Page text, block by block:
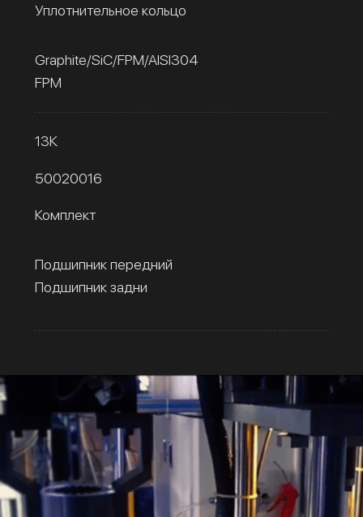
Уплотнительное кольцо
Graphite/SiC/FPM/AISI304
FPM
13К
50020016
Комплект
Подшипник передний
Подшипник задни